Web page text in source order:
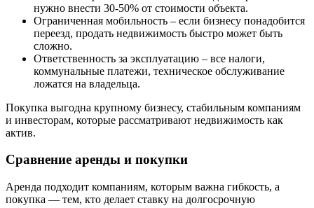
нужно внести 30-50% от стоимости объекта.
Ограниченная мобильность – если бизнесу понадобится
переезд, продать недвижимость быстро может быть
сложно.
Ответственность за эксплуатацию – все налоги,
коммунальные платежи, техническое обслуживание
ложатся на владельца.
Покупка выгодна крупному бизнесу, стабильным компаниям
и инвесторам, которые рассматривают недвижимость как
актив.
Сравнение аренды и покупки
Аренда подходит компаниям, которым важна гибкость, а
покупка — тем, кто делает ставку на долгосрочную